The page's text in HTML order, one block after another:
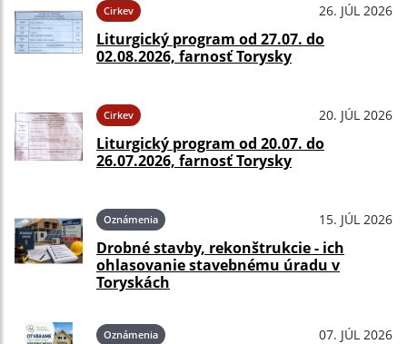
Cirkev 26. JÚL 2026
Liturgický program od 27.07. do
02.08.2026, farnosť Torysky
Cirkev 20. JÚL 2026
Liturgický program od 20.07. do
26.07.2026, farnosť Torysky
Oznámenia 15. JÚL 2026
Drobné stavby, rekonštrukcie - ich
ohlasovanie stavebnému úradu v
Toryskách
Oznámenia 07. JÚL 2026